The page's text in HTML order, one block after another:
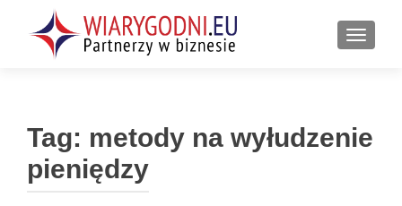
Tag: metody na wyłudzenie
pieniędzy